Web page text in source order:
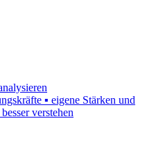
▪ eigene Stärken und
verstehen